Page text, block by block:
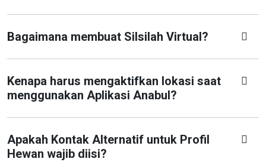
Bagaimana membuat Silsilah Virtual?
Kenapa harus mengaktifkan lokasi saat
menggunakan Aplikasi Anabul?
Apakah Kontak Alternatif untuk Profil
Hewan wajib diisi?